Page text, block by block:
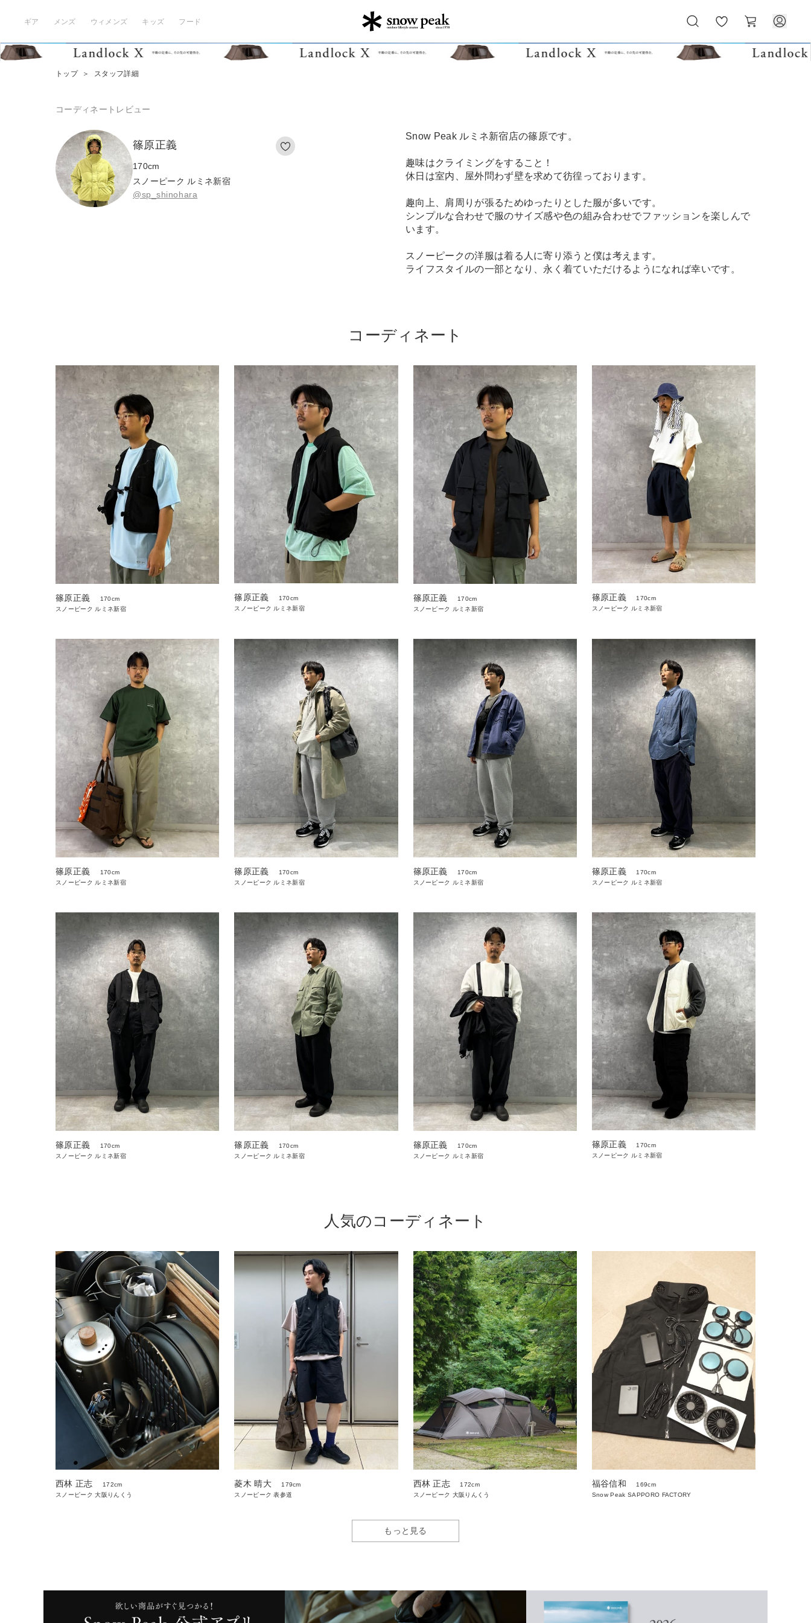
ギア メンズ ウィメンズ キッズ フード
気
に
ー
ト
トップ ＞ スタッフ詳細
コーディネート レビュー
篠原正義
170cm
スノーピーク ルミネ新宿
@sp_shinohara
Snow Peak ルミネ新宿店の篠原です。
趣味はクライミングをすること！
休日は室内、屋外問わず壁を求めて彷徨っております。
趣向上、肩周りが張るためゆったりとした服が多いです。
シンプルな合わせで服のサイズ感や色の組み合わせでファッションを楽しんで
います。
スノーピークの洋服は着る人に寄り添うと僕は考えます。
ライフスタイルの一部となり、永く着ていただけるようになれば幸いです。
コーディネート
篠原正義
170cm
スノーピーク ルミネ新宿
篠原正義
170cm
スノーピーク ルミネ新宿
篠原正義
170cm
スノーピーク ルミネ新宿
篠原正義
170cm
スノーピーク ルミネ新宿
篠原正義
170cm
スノーピーク ルミネ新宿
篠原正義
170cm
スノーピーク ルミネ新宿
篠原正義
170cm
スノーピーク ルミネ新宿
篠原正義
170cm
スノーピーク ルミネ新宿
篠原正義
170cm
スノーピーク ルミネ新宿
篠原正義
170cm
スノーピーク ルミネ新宿
篠原正義
170cm
スノーピーク ルミネ新宿
篠原正義
170cm
スノーピーク ルミネ新宿
人気のコーディネート
西林 正志
172cm
スノーピーク 大阪りんくう
菱木 晴大
179cm
スノーピーク 表参道
西林 正志
172cm
スノーピーク 大阪りんくう
福谷信和
169cm
Snow Peak SAPPORO FACTORY
もっと見る